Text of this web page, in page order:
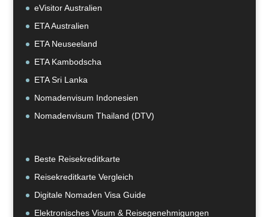
eVisitor Australien
ETA Australien
ETA Neuseeland
ETA Kambodscha
ETA Sri Lanka
Nomadenvisum Indonesien
Nomadenvisum Thailand (DTV)
Beste Reisekreditkarte
Reisekreditkarte Vergleich
Digitale Nomaden Visa Guide
Elektronisches Visum & Reisegenehmigungen